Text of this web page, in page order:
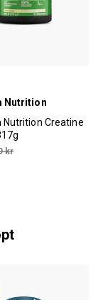
Nutrition
Nutrition Creatine
kr